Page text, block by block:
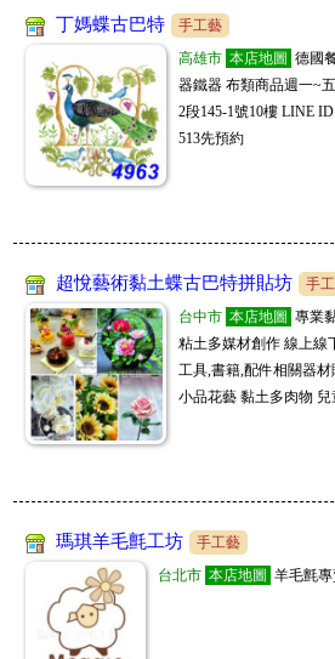
促銷9折,每天刊登新款,敬請關注,全網批發
一件起批,長期徽招代理批發,大量批價可洽談
08/05 購物商城 5800精品批發商
新款已上新 每日海量上新 一件全球代發，
08/05 購物商城 勵瑪全球團購批發
台中百坪實體廠房可自取，一件起批無需繳
二份收入的你！加入LINE客服@lima888
08/05 手工藝 冠亦商行
冠亦商行手工皂材料專業分售，請至商店搜
08/05 購物商城 JM批發大盤商
促銷9折,每天刊登新款,敬請關注,全網批發價
一件起批,長期徽招代理批發,大量批價可洽
08/04 購物商城 JM批發大盤商
促銷9折,每天刊登新款,敬請關注,全網批發價
一件起批,長期徽招代理批發,大量批價可洽
08/04 購物商城 5800精品批發商
新款天天上新 全台一件起批 專做精品 講求
二份收入的你！加入LINE客服@lima888
08/04 購物商城 家加購GAGAGO
📢新北批發百坪倉庫!一手供貨，寢具家飾、
主、團媽、自取店 客服ID:scgagago01
08/04 手工藝 冠亦商行
冠亦商行手工皂材料專業分售，請至商店搜
額贈精油，快來選購喲
08/04 購物商城
丁媽蝶古巴特
手工藝
高雄市 本店地圖 德國
器鐵器 布類商品週一~
2段145-1號10樓 LINE
513先預約
超悅藝術黏土蝶古巴特拼貼坊
手
台中市 本店地圖 專業
粘土多媒材創作 線上線
工具,書籍,配件相關器
小品花藝 黏土多肉物
瑪琪羊毛氈工坊
手工藝
台北市 本店地圖 羊毛氈